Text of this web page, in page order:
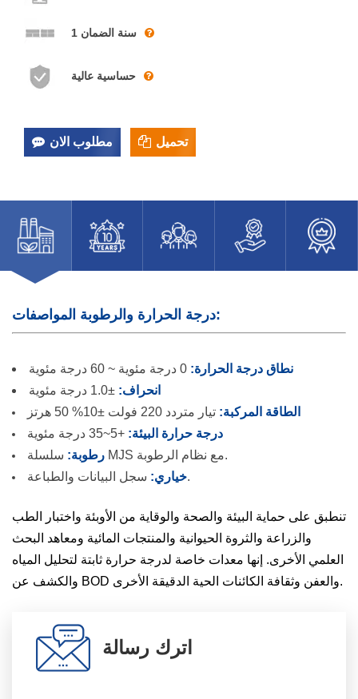
1 سنة الضمان
حساسية عالية
مطلوب الان تحميل
درجة الحرارة والرطوبة المواصفات:
نطاق درجة الحرارة:
انحراف: ±1.0 درجة مئوية
الطاقة المركبة: تيار متردد 220 فولت ±10% 50 هرتز
درجة حرارة البيئة: +5~35 درجة مئوية
رطوبة:
سلسلة MJS مع نظام الرطوبة.
خياري:سجل البيانات والطباعة.
تنطبق على حماية البيئة والصحة والوقاية من الأوبئة واختبار الطب
والزراعة والثروة الحيوانية والمنتجات المائية ومعاهد البحث
العلمي الأخرى. إنها معدات خاصة لدرجة حرارة ثابتة لتحليل المياه
والكشف عن BOD والعفن وثقافة الكائنات الحية الدقيقة الأخرى.
اترك رسالة